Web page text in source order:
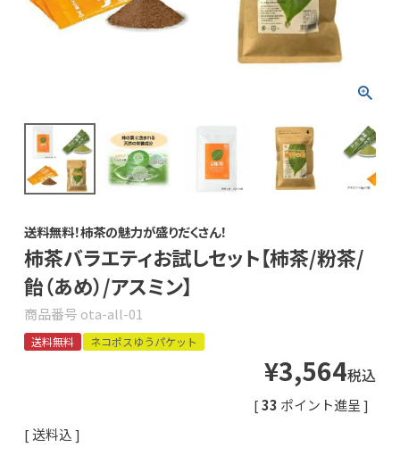
送料無料！柿茶の魅力が盛りだくさん！
柿茶バラエティお試しセット【柿茶/粉茶/
飴（あめ）/アスミン】
商品番号 ota-all-01
送料無料 ネコポスゆうパケット
¥3,564税込
[33 ポイント進呈 ]
送料込